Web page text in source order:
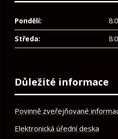
Pondělí:
Středa:
Důležité informace
Povinně zveřejňované
Elektronická úřední deska